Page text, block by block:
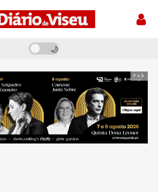
Pub